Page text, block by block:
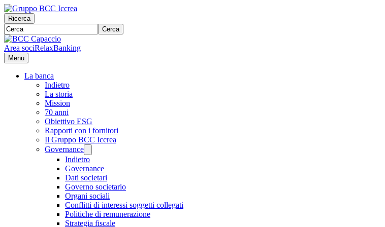
Ricerca
Cerca
Area sociRelaxBanking
Menu
La banca
Indietro
La storia
Mission
70 anni
Obiettivo ESG
Rapporti con i fornitori
Il Gruppo BCC Iccrea
Governance
Indietro
Governance
Dati societari
Governo societario
Organi sociali
Conflitti di interessi soggetti collegati
Politiche di remunerazione
Strategia fiscale